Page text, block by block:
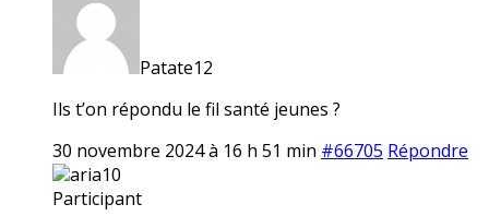
Patate12
Ils t’on répondu le fil santé jeunes ?
30 novembre 2024 à 16 h 51 min #66705 Répondre
aria10
Participant